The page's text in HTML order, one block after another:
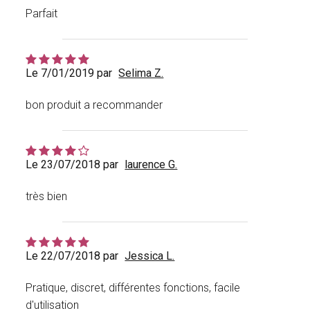
Parfait
Le 7/01/2019 par Selima Z.
bon produit a recommander
Le 23/07/2018 par laurence G.
très bien
Le 22/07/2018 par Jessica L.
Pratique, discret, différentes fonctions, facile
d'utilisation